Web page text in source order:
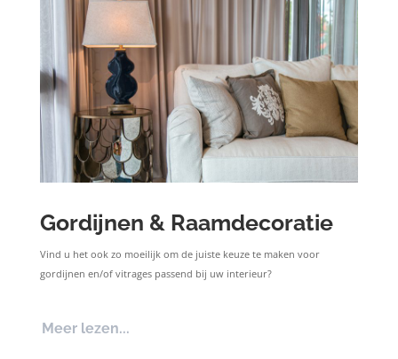
Gordijnen & Raamdecoratie
Vind u het ook zo moeilijk om de juiste keuze te maken voor
gordijnen en/of vitrages passend bij uw interieur?
Meer lezen...